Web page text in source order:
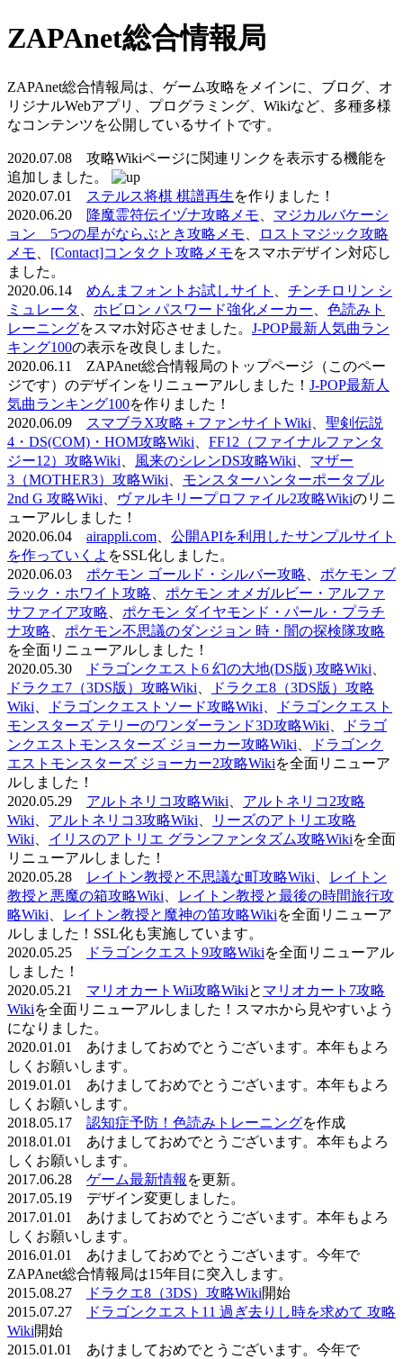
ZAPAnet総合情報局
ZAPAnet総合情報局は、ゲーム攻略をメインに、ブログ、オ
リジナルWebアプリ、プログラミング、Wikiなど、多種多様
なコンテンツを公開しているサイトです。
2020.07.08 攻略Wikiページに関連リンクを表示する機能を
追加しました。
2020.07.01
ステルス将棋 棋譜再生を作りました！
2020.06.20
降魔霊符伝イヅナ攻略メモ
マジカルバケーシ
ョン 5つの星がならぶとき攻略メモ
ロストマジック攻略
メモ
[Contact]コンタクト攻略メモをスマホデザイン対応し
ました。
2020.06.14 めんまフォントお試しサイト
チンチロリン シ
ミュレータ
ホビロン パスワード強化メーカー
色読みト
レーニングをスマホ対応させました。 J-POP最新人気曲ラン
キング100の表示を改良しました。
2020.06.11 ZAPAnet総合情報局のトップページ（このペー
ジです）のデザインをリニューアルしました！ J-POP最新人
気曲ランキング100を作りました！
2020.06.09
スマブラX攻略＋ファンサイトWiki
聖剣伝説
4・DS(COM)・HOM攻略Wiki
FF12（ファイナルファンタ
ジー12）攻略Wiki
風来のシレンDS攻略Wiki
マザー
3（MOTHER3）攻略Wiki
モンスターハンターポータブル
2nd G 攻略Wiki
ヴァルキリープロファイル2攻略Wikiのリニ
ューアルしました！
2020.06.04 airappli.com
公開APIを利用したサンプルサイト
を作っていくよ をSSL化しました。
2020.06.03 ポケモン ゴールド・シルバー攻略
ポケモン ブ
ラック・ホワイト攻略
ポケモン オメガルビー・アルファ
サファイア攻略
ポケモン ダイヤモンド・パール・プラチ
ナ攻略
ポケモン不思議のダンジョン 時・闇の探検隊攻略
を全面リニューアルしました！
2020.05.30
ドラゴンクエスト6 幻の大地(DS版) 攻略Wiki
ドラクエ7（3DS版）攻略Wiki
ドラクエ8（3DS版）攻略
Wiki
ドラゴンクエストソード攻略Wiki
ドラゴンクエスト
モンスターズ テリーのワンダーランド3D攻略Wiki
ドラゴ
ンクエストモンスターズ ジョーカー攻略Wiki
ドラゴンク
エストモンスターズ ジョーカー2攻略Wikiを全面リニューア
ルしました！
2020.05.29 アルトネリコ攻略Wiki
アルトネリコ2攻略
Wiki
アルトネリコ3攻略Wiki
リーズのアトリエ攻略
Wiki
イリスのアトリエ グランファンタズム攻略Wikiを全面
リニューアルしました！
2020.05.28
レイトン教授と不思議な町攻略Wiki
レイトン
教授と悪魔の箱攻略Wiki
レイトン教授と最後の時間旅行攻
略Wiki
レイトン教授と魔神の笛攻略Wikiを全面リニューア
ルしました！SSL化も実施しています。
2020.05.25
ドラゴンクエスト9攻略Wikiを全面リニューアル
しました！
2020.05.21 マリオカートWii攻略Wikiと マリオカート7攻略
Wikiを全面リニューアルしました！スマホから見やすいよう
になりました。
2020.01.01 あけましておめでとうございます。本年もよろ
しくお願いします。
2019.01.01 あけましておめでとうございます。本年もよろ
しくお願いします。
2018.05.17 認知症予防！色読みトレーニングを作成
2018.01.01 あけましておめでとうございます。本年もよろ
しくお願いします。
2017.06.28 ゲーム最新情報 を更新。
2017.05.19 デザイン変更しました。
2017.01.01 あけましておめでとうございます。本年もよろ
しくお願いします。
2016.01.01 あけましておめでとうございます。今年で
ZAPAnet総合情報局は15年目に突入します。
2015.08.27
ドラクエ8（3DS）攻略Wiki開始
2015.07.27
ドラゴンクエスト11 過ぎ去りし時を求めて 攻略
Wiki開始
2015.01.01 あけましておめでとうございます。今年で